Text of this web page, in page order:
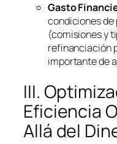
Gasto
condiciones de
(comisiones y
refinanciación
importante de
III.
Eficiencia
Allá del